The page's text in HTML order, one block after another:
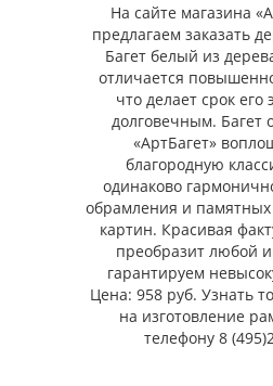
На сайте магазина
предлагаем заказать
Багет белый из
отличается
что делает срок его
долговечным. Багет
«АртБагет»
благородную
одинаково
обрамления и
картин. Красивая
преобразит любой
гарантируем
Цена: 958 руб. Узнать
на изготовление
телефону 8